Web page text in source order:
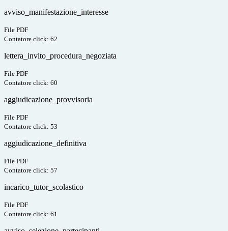
avviso_manifestazione_interesse
File PDF
Contatore click: 62
lettera_invito_procedura_negoziata
File PDF
Contatore click: 60
aggiudicazione_provvisoria
File PDF
Contatore click: 53
aggiudicazione_definitiva
File PDF
Contatore click: 57
incarico_tutor_scolastico
File PDF
Contatore click: 61